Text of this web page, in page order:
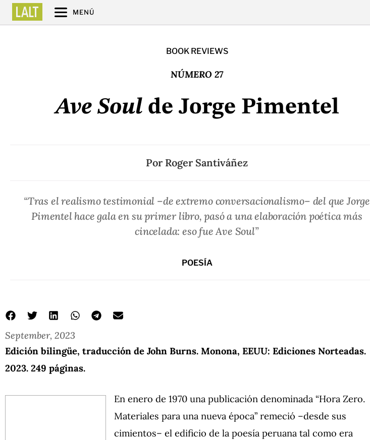
MENÚ
BOOK REVIEWS
NÚMERO 27
Ave Soulde Jorge Pimentel
Por Roger Santiváñez
“Tras el realismo testimonial –de extremo conversacionalismo– del que Jorge
Pimentel hace gala en su primer libro, pasó a una elaboración poética más
cincelada: eso fue Ave Soul”
POESÍA
September, 2023
Edición bilingüe, traducción de John Burns. Monona, EEUU: Ediciones Norteadas.
2023. 249 páginas.
En enero de 1970 una publicación denominada “Hora Zero.
Materiales para una nueva época” remeció –desde sus
cimientos– el edificio de la poesía peruana tal como era